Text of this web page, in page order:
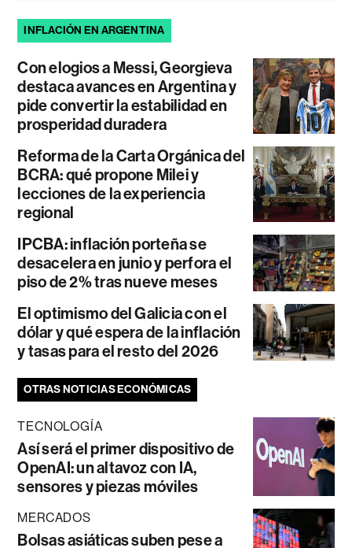
INFLACIÓN EN ARGENTINA
Con elogios a Messi, Georgieva
destaca avances en Argentina y
pide convertir la estabilidad en
prosperidad duradera
Reforma de la Carta Orgánica del
BCRA: qué propone Milei y
lecciones de la experiencia
regional
IPCBA: inflación porteña se
desacelera en junio y perfora el
piso de 2% tras nueve meses
El optimismo del Galicia con el
dólar y qué espera de la inflación
y tasas para el resto del 2026
OTRAS NOTICIAS ECONÓMICAS
TECNOLOGÍA
Así será el primer dispositivo de
OpenAI: un altavoz con IA,
sensores y piezas móviles
MERCADOS
Bolsas asiáticas suben pese a